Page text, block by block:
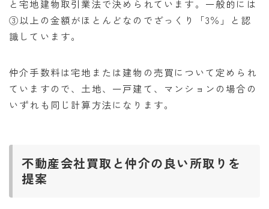
と宅地建物取引業法で決められています。一般的には
③以上の金額がほとんどなのでざっくり「3％」と認
識しています。
仲介手数料は宅地または建物の売買について定められ
ていますので、土地、一戸建て、マンションの場合の
いずれも同じ計算方法になります。
不動産会社買取と仲介の良い所取りを
提案